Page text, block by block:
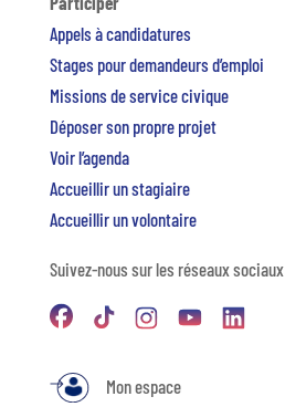
Appels à candidatures
Stages pour demandeurs d’emploi
Missions de service civique
Déposer son propre projet
Voir l’agenda
Accueillir un stagiaire
Accueillir un volontaire
Suivez-nous sur les réseaux sociaux
Mon espace